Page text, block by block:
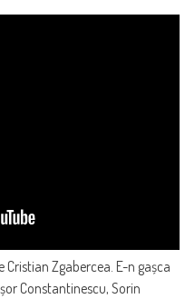
Cristian Zgabercea. E-n gașca
Constantinescu, Sorin